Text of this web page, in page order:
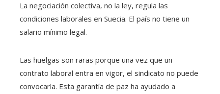
La negociación colectiva, no la ley, regula las
condiciones laborales en Suecia. El país no tiene un
salario mínimo legal.
Las huelgas son raras porque una vez que un
contrato laboral entra en vigor, el sindicato no puede
convocarla. Esta garantía de paz ha ayudado a